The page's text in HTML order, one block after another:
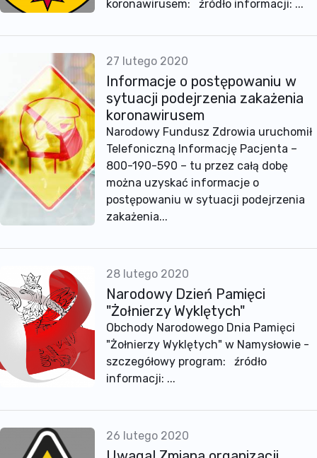
koronawirusem: źródło informacji: ...
27 lutego 2020
Informacje o postępowaniu w
sytuacji podejrzenia zakażenia
koronawirusem
Narodowy Fundusz Zdrowia uruchomił
Telefoniczną Informację Pacjenta –
800-190-590 – tu przez całą dobę
można uzyskać informacje o
postępowaniu w sytuacji podejrzenia
zakażenia...
28 lutego 2020
Narodowy Dzień Pamięci
"Żołnierzy Wyklętych"
Obchody Narodowego Dnia Pamięci
"Żołnierzy Wyklętych" w Namysłowie -
szczegółowy program: źródło
informacji: ...
26 lutego 2020